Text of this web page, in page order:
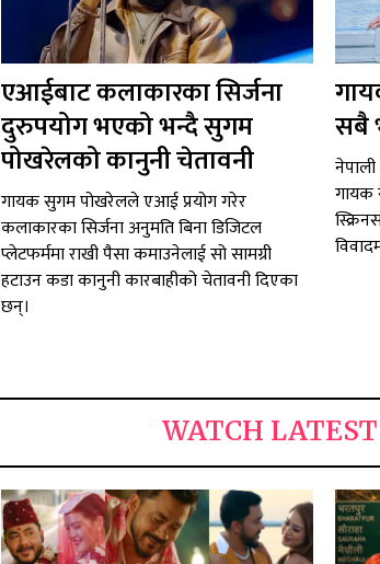
एआईबाट कलाकारका सिर्जना
दुरुपयोग भएको भन्दै सुगम
पोखरेलको कानुनी चेतावनी
गायक सुगम पोखरेलले एआई प्रयोग गरेर
कलाकारका सिर्जना अनुमति बिना डिजिटल
प्लेटफर्ममा राखी पैसा कमाउनेलाई सो सामग्री
हटाउन कडा कानुनी कारबाहीको चेतावनी दिएका
छन्।
सबै
गायक
WATCH